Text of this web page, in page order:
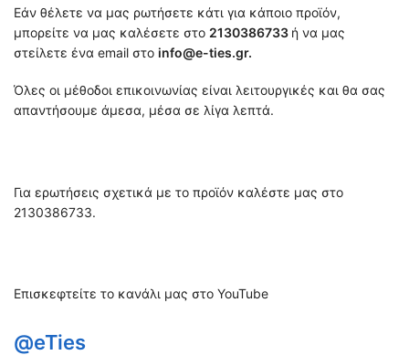
Εάν θέλετε να μας ρωτήσετε κάτι για κάποιο προϊόν,
μπορείτε να μας καλέσετε στο 2130386733 ή να μας
στείλετε ένα email στο info@e-ties.gr.
Όλες οι μέθοδοι επικοινωνίας είναι λειτουργικές και θα σας
απαντήσουμε άμεσα, μέσα σε λίγα λεπτά.
Για ερωτήσεις σχετικά με το προϊόν καλέστε μας στο
2130386733.
Επισκεφτείτε το κανάλι μας στο YouTube
@eTies